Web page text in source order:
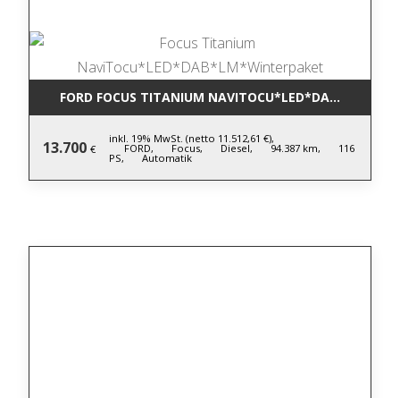
FORD FOCUS TITANIUM
13.700 €
inkl. 19% MwSt. (netto 11.512,61 €),
FORD, Focus, Diesel, 94.387 km, 116
PS, Automatik